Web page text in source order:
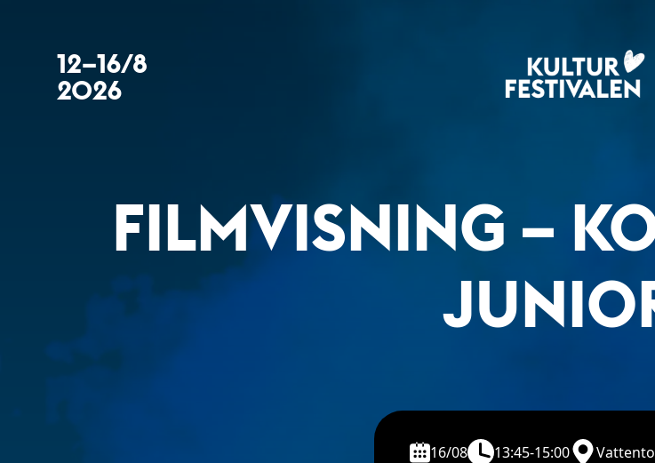
12–16/8
2026
FILMVISNING –
16/08 13:45-15:00